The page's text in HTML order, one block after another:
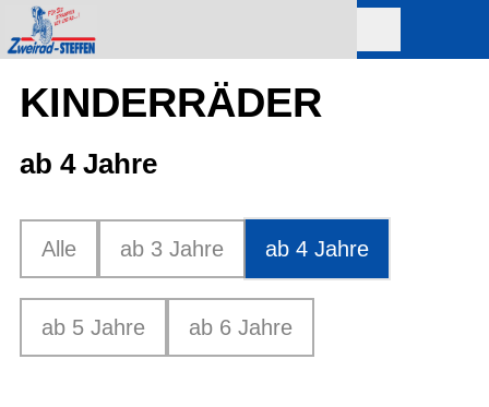
KINDERRÄDER
ab 4 Jahre
Alle ab 3 Jahre ab 4 Jahre
ab 5 Jahre ab 6 Jahre